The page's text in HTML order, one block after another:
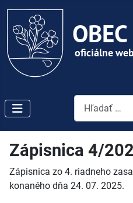
Vyhľadávanie
Zápisnica 4/
Zápisnica zo 4. riadneho
konaného dňa 24. 07. 2025.